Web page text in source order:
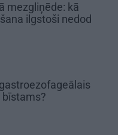
mezgliņēde: kā
ilgstoši nedod